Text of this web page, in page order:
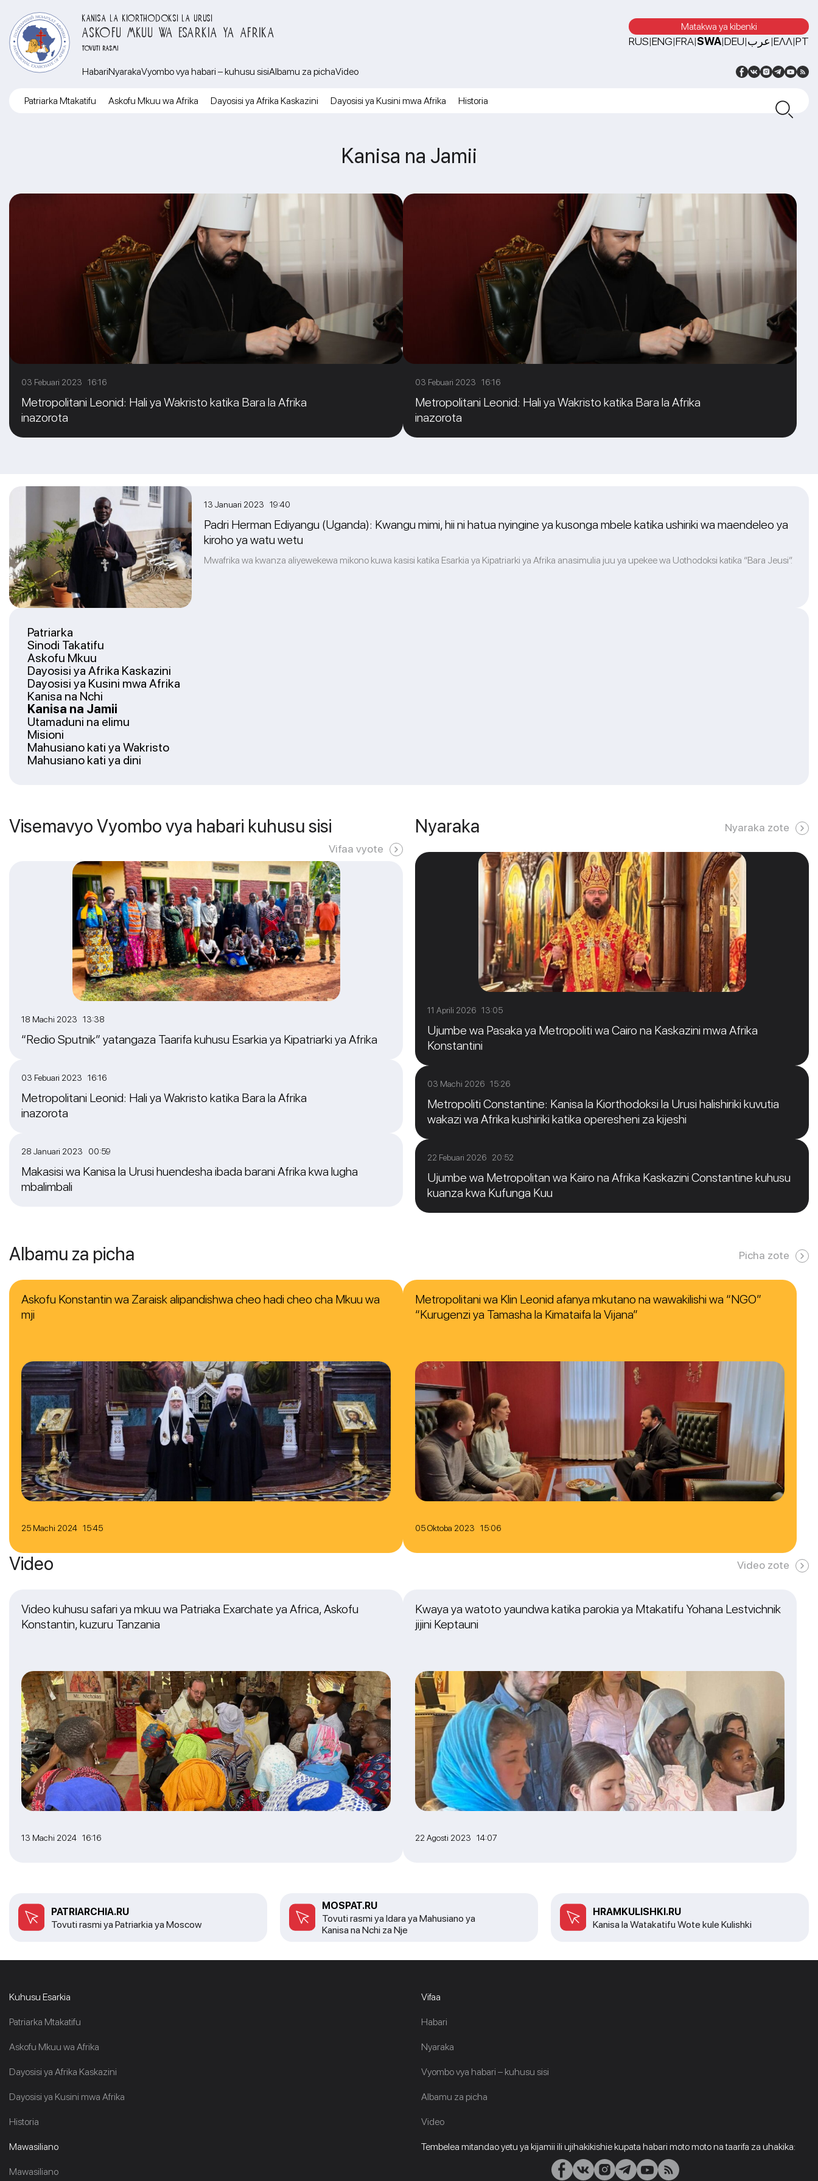
KANISA LA KIORTHODOKSI LA URUSI
ASKOFU MKUU WA ESARKIA YA AFRIKA
TOVUTI RASMI
Matakwa ya kibenki
RUS|ENG|FRA|SWA|DEU|عرب|ΕΛΛ|PT
HabariNyarakaVyombo vya habari – kuhusu sisiAlbamu za pichaVideo
Patriarka Mtakatifu Askofu Mkuu wa Afrika Dayosisi ya Afrika Kaskazini Dayosisi ya Kusini mwa Afrika Historia
Kanisa na Jamii
03 Febuari 2023 16:16
Metropolitani Leonid: Hali ya Wakristo katika Bara la Afrika
inazorota
03 Febuari 2023 16:16
Metropolitani Leonid: Hali ya Wakristo katika Bara la Afrika
inazorota
Patriarka
Sinodi Takatifu
Askofu Mkuu
Dayosisi ya Afrika Kaskazini
Dayosisi ya Kusini mwa Afrika
Kanisa na Nchi
Kanisa na Jamii
Utamaduni na elimu
Misioni
Mahusiano kati ya Wakristo
Mahusiano kati ya dini
13 Januari 2023 19:40
Padri Herman Ediyangu (Uganda): Kwangu mimi, hii ni hatua nyingine ya kusonga mbele katika ushiriki wa maendeleo ya
kiroho ya watu wetu
Mwafrika wa kwanza aliyewekewa mikono kuwa kasisi katika Esarkia ya Kipatriarki ya Afrika anasimulia juu ya upekee wa Uothodoksi katika “Bara Jeusi”.
Visemavyo Vyombo vya habari kuhusu sisi
Vifaa vyote
18 Machi 2023 13:38
“Redio Sputnik” yatangaza Taarifa kuhusu Esarkia ya Kipatriarki ya Afrika
03 Febuari 2023 16:16
Metropolitani Leonid: Hali ya Wakristo katika Bara la Afrika
inazorota
28 Januari 2023 00:59
Makasisi wa Kanisa la Urusi huendesha ibada barani Afrika kwa lugha
mbalimbali
Nyaraka Nyaraka zote
11 Aprili 2026 13:05
Ujumbe wa Pasaka ya Metropoliti wa Cairo na Kaskazini mwa Afrika
Konstantini
03 Machi 2026 15:26
Metropoliti Constantine: Kanisa la Kiorthodoksi la Urusi halishiriki kuvutia
wakazi wa Afrika kushiriki katika operesheni za kijeshi
22 Febuari 2026 20:52
Ujumbe wa Metropolitan wa Kairo na Afrika Kaskazini Constantine kuhusu
kuanza kwa Kufunga Kuu
Albamu za picha Picha zote
25 Machi 2024 15:45
Askofu Konstantin wa Zaraisk alipandishwa cheo hadi cheo cha Mkuu wa
mji
05 Oktoba 2023 15:06
Metropolitani wa Klin Leonid afanya mkutano na wawakilishi wa “NGO”
“Kurugenzi ya Tamasha la Kimataifa la Vijana”
Video Video zote
13 Machi 2024 16:16
Video kuhusu safari ya mkuu wa Patriaka Exarchate ya Africa, Askofu
Konstantin, kuzuru Tanzania
22 Agosti 2023 14:07
Kwaya ya watoto yaundwa katika parokia ya Mtakatifu Yohana Lestvichnik
jijini Keptauni
PATRIARCHIA.RU
Tovuti rasmi ya Patriarkia ya Moscow
MOSPAT.RU
Tovuti rasmi ya Idara ya Mahusiano ya
Kanisa na Nchi za Nje
HRAMKULISHKI.RU
Kanisa la Watakatifu Wote kule Kulishki
Kuhusu Esarkia
Patriarka Mtakatifu
Askofu Mkuu wa Afrika
Dayosisi ya Afrika Kaskazini
Dayosisi ya Kusini mwa Afrika
Historia
Vifaa
Habari
Nyaraka
Vyombo vya habari – kuhusu sisi
Albamu za picha
Video
Mawasiliano
Mawasiliano
Tembelea mitandao yetu ya kijamii ili ujihakikishie kupata habari moto moto na taarifa za uhakika: